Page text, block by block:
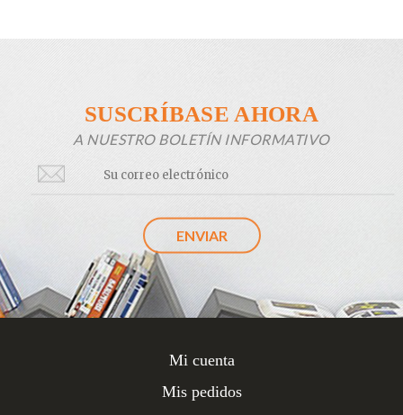
SUSCRÍBASE AHORA
A NUESTRO BOLETÍN INFORMATIVO
Mi cuenta
Mis pedidos